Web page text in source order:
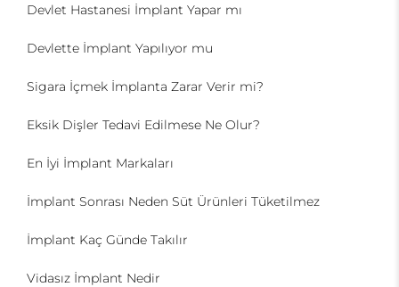
Devlet Hastanesi İmplant Yapar mı
Devlette İmplant Yapılıyor mu
Sigara İçmek İmplanta Zarar Verir mi?
Eksik Dişler Tedavi Edilmese Ne Olur?
En İyi İmplant Markaları
İmplant Sonrası Neden Süt Ürünleri Tüketilmez
İmplant Kaç Günde Takılır
Vidasız İmplant Nedir